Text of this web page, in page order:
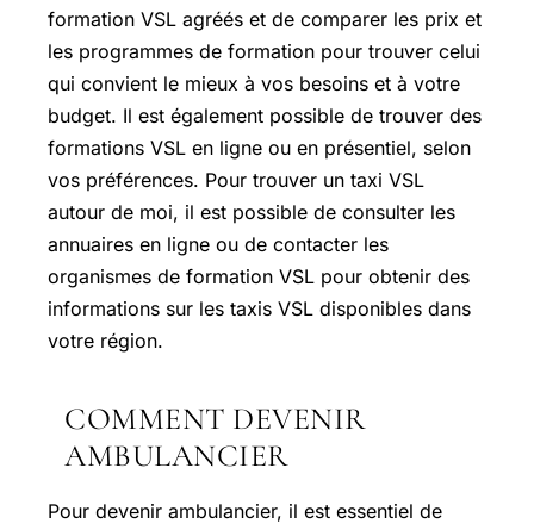
formation VSL agréés et de comparer les prix et
les programmes de formation pour trouver celui
qui convient le mieux à vos besoins et à votre
budget. Il est également possible de trouver des
formations VSL en ligne ou en présentiel, selon
vos préférences. Pour trouver un taxi VSL
autour de moi, il est possible de consulter les
annuaires en ligne ou de contacter les
organismes de formation VSL pour obtenir des
informations sur les taxis VSL disponibles dans
votre région.
COMMENT DEVENIR
AMBULANCIER
Pour devenir ambulancier, il est essentiel de